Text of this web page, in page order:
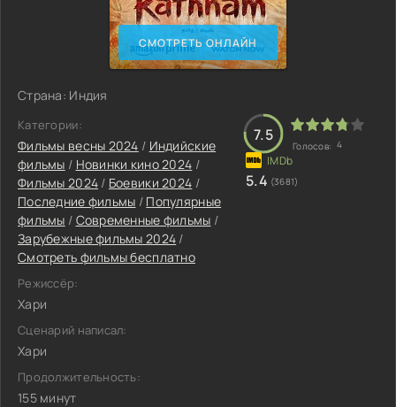
СМОТРЕТЬ ОНЛАЙН
Страна: Индия
Категории:
Фильмы весны 2024 / Индийские
фильмы / Новинки кино 2024 /
Фильмы 2024 / Боевики 2024 /
Последние фильмы / Популярные
фильмы / Современные фильмы /
Зарубежные фильмы 2024 /
Смотреть фильмы бесплатно
Режиссёр:
Хари
Сценарий написал:
Хари
Продолжительность:
155 минут
7.5
Голосов: 4
5.4 (3681)